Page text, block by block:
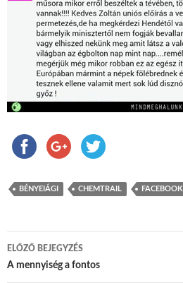
BÉNYEIÁGI CHEMTRAIL FACEBOOK
Bejegyzés navigáció
ELŐZŐ BEJEGYZÉS
A mennyiség a fontos